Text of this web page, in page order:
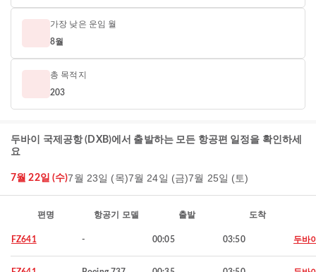
가장 낮은 운임 월
8월
총 목적지
203
두바이 국제공항 (DXB)에서 출발하는 모든 항공편 일정을 확인하세
요
7월 22일 (수)7월 23일 (목)7월 24일 (금)7월 25일 (토)
편명 항공기 모델 출발 도착
FZ641 - 00:05 03:50 두바